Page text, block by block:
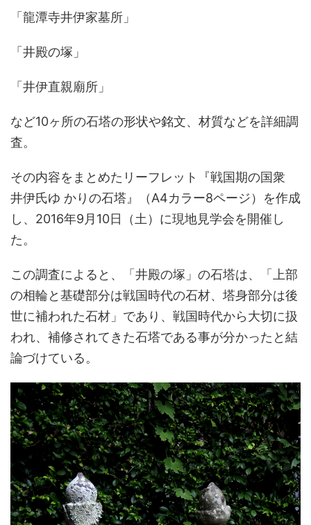
「龍潭寺井伊家墓所」
「井殿の塚」
「井伊直親廟所」
など10ヶ所の石塔の形状や銘文、材質などを詳細調
査。
その内容をまとめたリーフレット『戦国期の国衆
井伊氏ゆ かりの石塔』（A4カラー8ページ）を作成
し、2016年9月10日（土）に現地見学会を開催し
た。
この調査によると、「井殿の塚」の石塔は、「上部
の相輪と基礎部分は戦国時代の石材、塔身部分は後
世に補われた石材」であり、戦国時代から大切に扱
われ、補修されてきた石塔である事が分かったと結
論づけている。